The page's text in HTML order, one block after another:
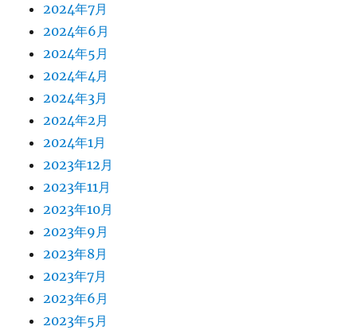
2024年7月
2024年6月
2024年5月
2024年4月
2024年3月
2024年2月
2024年1月
2023年12月
2023年11月
2023年10月
2023年9月
2023年8月
2023年7月
2023年6月
2023年5月